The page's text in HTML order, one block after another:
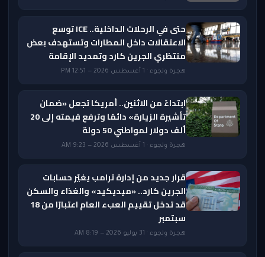
حتى في الرحلات الداخلية.. ICE توسع
الاعتقالات داخل المطارات وتستهدف بعض
منتظري الجرين كارد وتمديد الإقامة
هجرة ولجوء · 1 أغسطس 2026 — 12:51 PM
ابتداءً من الاثنين.. أمريكا تجعل «ضمان
تأشيرة الزيارة» دائمًا وترفع قيمته إلى 20
ألف دولار لمواطني 50 دولة
هجرة ولجوء · 1 أغسطس 2026 — 9:23 AM
قرار جديد من إدارة ترامب يغيّر حسابات
الجرين كارد.. «ميديكيد» والغذاء والسكن
قد تدخل تقييم العبء العام اعتبارًا من 18
سبتمبر
هجرة ولجوء · 31 يوليو 2026 — 8:19 AM